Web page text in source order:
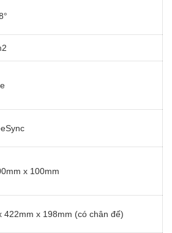
x 100mm
422mm x 198mm (có chân đế)